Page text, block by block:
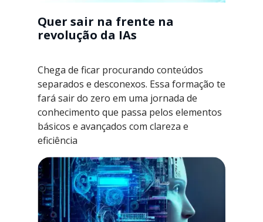
Quer sair na frente na
revolução da IAs
Chega de ficar procurando conteúdos
separados e desconexos. Essa formação te
fará sair do zero em uma jornada de
conhecimento que passa pelos elementos
básicos e avançados com clareza e
eficiência